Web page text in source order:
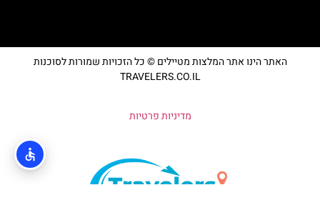
האתר הינו אתר המלצות מטיילים © כל הזכויות שמורות לסוכנות
TRAVELERS.CO.IL
מדיניות פרטיות